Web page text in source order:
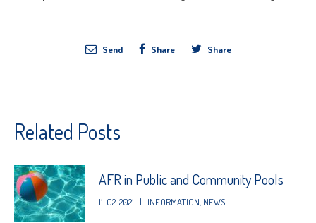
Send Share Share
Related Posts
AFR in Public and Community Pools
11. 02. 2021 | INFORMATION NEWS